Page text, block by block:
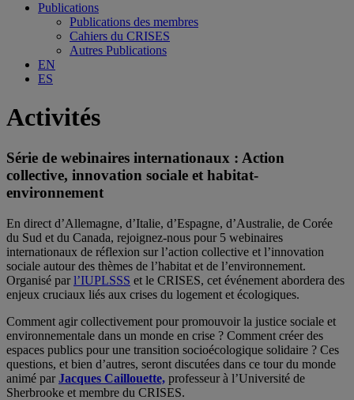
Publications
Publications des membres
Cahiers du CRISES
Autres Publications
EN
ES
Activités
Série de webinaires internationaux : Action
collective, innovation sociale et habitat-
environnement
En direct d’Allemagne, d’Italie, d’Espagne, d’Australie, de Corée
du Sud et du Canada, rejoignez-nous pour 5 webinaires
internationaux de réflexion sur l’action collective et l’innovation
sociale autour des thèmes de l’habitat et de l’environnement.
Organisé parl’IUPLSSS et le CRISES, cet événement abordera des
enjeux cruciaux liés aux crises du logement et écologiques.
Comment agir collectivement pour promouvoir la justice sociale et
environnementale dans un monde en crise ? Comment créer des
espaces publics pour une transition socioécologique solidaire ? Ces
questions, et bien d’autres, seront discutées dans ce tour du monde
animé parJacques Caillouette, professeur à l’Université de
Sherbrooke et membre du CRISES.